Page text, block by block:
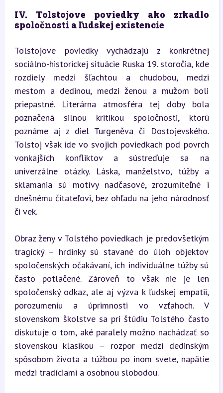
IV. Tolstojove poviedky ako zrkadlo
spoločnosti a ľudskej existencie
Tolstojove poviedky vychádzajú z konkrétnej
sociálno-historickej situácie Ruska 19. storočia, kde
rozdiely medzi šľachtou a chudobou, medzi
mestom a dedinou, medzi ženou a mužom boli
priepastné. Literárna atmosféra tej doby bola
poznačená silnou kritikou spoločnosti, ktorú
poznáme aj z diel Turgeněva či Dostojevského.
Tolstoj však ide vo svojich poviedkach pod povrch
vonkajších konfliktov a sústreďuje sa na
univerzálne otázky. Láska, manželstvo, túžby a
sklamania sú motívy nadčasové, zrozumiteľné i
dnešnému čitateľovi, bez ohľadu na jeho národnosť
či vek.
Obraz ženy v Tolstého poviedkach je predovšetkým
tragický – hrdinky sú stavané do úloh objektov
spoločenských očakávaní, ich individuálne túžby sú
často potlačené. Zároveň to však nie je len
spoločenský odkaz, ale aj výzva k ľudskej empatii,
porozumeniu a úprimnosti vo vzťahoch. V
slovenskom školstve sa pri štúdiu Tolstého často
diskutuje o tom, aké paralely možno nachádzať so
slovenskou klasikou – rozpor medzi dedinským
spôsobom života a túžbou po inom svete, napätie
medzi tradíciami a osobnou slobodou.